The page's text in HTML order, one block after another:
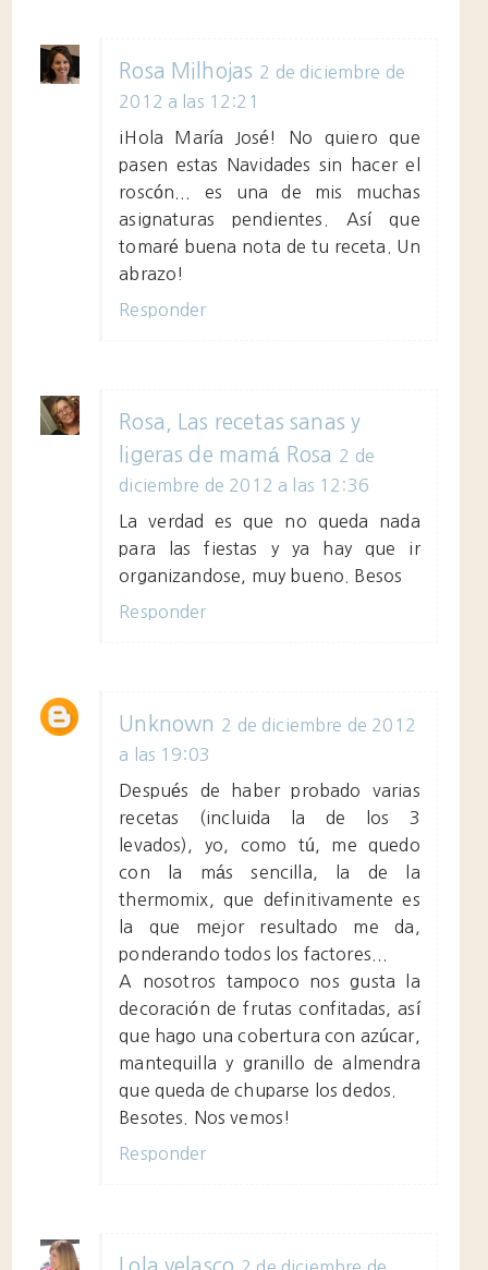
Rosa Milhojas 2 de diciembre de
2012 a las 12:21
¡Hola María José! No quiero que
pasen estas Navidades sin hacer el
roscón... es una de mis muchas
asignaturas pendientes. Así que
tomaré buena nota de tu receta. Un
abrazo!
Responder
Rosa, Las recetas sanas y
ligeras de mamá Rosa 2 de
diciembre de 2012 a las 12:36
La verdad es que no queda nada
para las fiestas y ya hay que ir
organizandose, muy bueno. Besos
Responder
Unknown 2 de diciembre de 2012
a las 19:03
Después de haber probado varias
recetas (incluida la de los 3
levados), yo, como tú, me quedo
con la más sencilla, la de la
thermomix, que definitivamente es
la que mejor resultado me da,
ponderando todos los factores...
A nosotros tampoco nos gusta la
decoración de frutas confitadas, así
que hago una cobertura con azúcar,
mantequilla y granillo de almendra
que queda de chuparse los dedos.
Besotes. Nos vemos!
Responder